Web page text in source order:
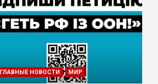
ГЛАВНЫЕ НОВОСТИ МИР